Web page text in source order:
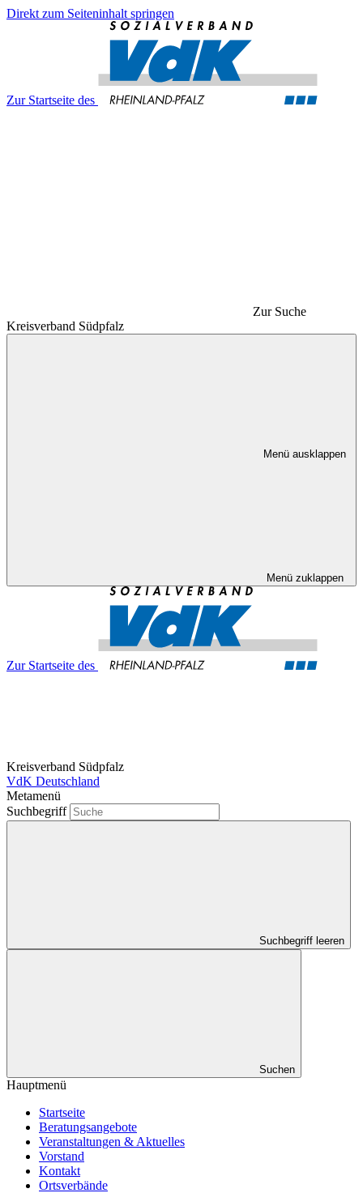
Direkt zum Seiteninhalt springen
Zur Startseite des
Zur Suche
Kreisverband Südpfalz
Menü ausklappen
Menü zuklappen
Zur Startseite des
Kreisverband Südpfalz
VdK Deutschland
Metamenü
Suchbegriff
Suchbegriff leeren
Suchen
Hauptmenü
Startseite
Beratungsangebote
Veranstaltungen & Aktuelles
Vorstand
Kontakt
Ortsverbände